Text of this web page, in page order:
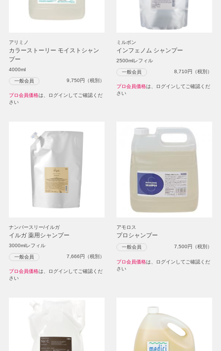
アリミノ
カラーストーリー モイストシャン
プー
4000ml
一般会員 9,750円（税別）
プロ会員価格は、ログインしてご確認くだ
さい
ミルボン
インフェノム シャンプー
2500mlレフィル
一般会員 8,710円（税別）
プロ会員価格は、ログインしてご確認くだ
さい
ナンバースリー/イルガ
イルガ 薬用シャンプー
3000mlレフィル
一般会員 7,666円（税別）
プロ会員価格は、ログインしてご確認くだ
さい
アモロス
プロシャンプー
一般会員 7,500円（税別）
プロ会員価格は、ログインしてご確認くだ
さい